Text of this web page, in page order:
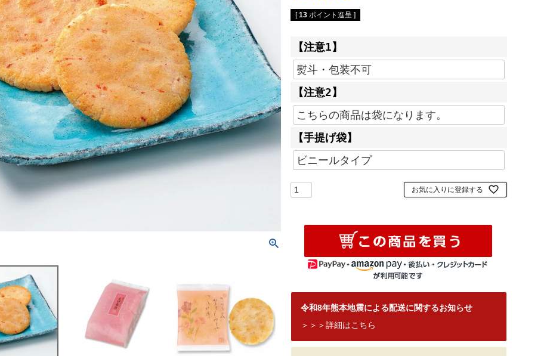
[ 13 ポイント進呈 ]
【注意1】
【注意2】
【手提げ袋】
お気に入りに登録する
令和8年熊本地震による配送に関するお知らせ
＞＞＞詳細はこちら